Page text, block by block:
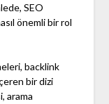
SEO
önemli bir rol
backlink
bir dizi
arama